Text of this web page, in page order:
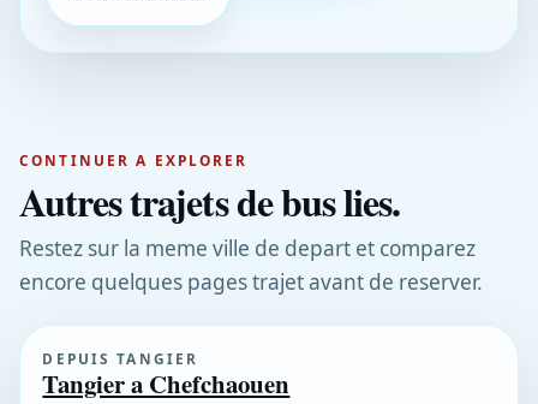
CONTINUER A EXPLORER
Autres trajets de bus lies.
Restez sur la meme ville de depart et comparez
encore quelques pages trajet avant de reserver.
DEPUIS TANGIER
Tangier a Chefchaouen